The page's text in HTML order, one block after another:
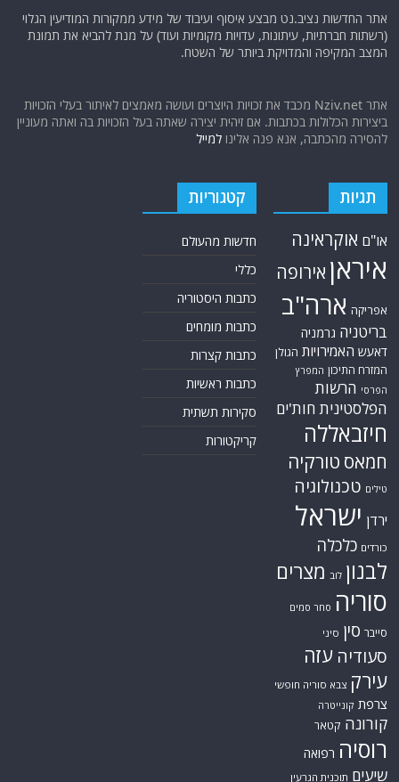
אתר החדשות נציב.נט מבצע איסוף ועיבוד של מידע ממקורות המודיעין הגלוי
(רשתות חברתיות, עיתונות, עדויות מקומיות ועוד) על מנת להביא את תמונת
המצב המקיפה והמדויקת ביותר של השטח.
אתר Nziv.net מכבד את זכויות היוצרים ועושה מאמצים לאיתור בעלי הזכויות
ביצירות הכלולות בכתבות. אם זיהית יצירה שאתה בעל הזכויות בה ואתה מעוניין
להסירה מהכתבה, אנא פנה אלינולמייל
תגיות
או"ם אוקראינה
איראן אירופה
אפריקה ארה"ב
בריטניה גרמניה
דאעש האמירויות הגולן
המזרח התיכון המפרץ
הפרסי הרשות
הפלסטינית חות'ים
חיזבאללה
חמאס טורקיה
טילים טכנולוגיה
ירדן ישראל
כורדים כלכלה
לבנון לוב מצרים
סוריה סחר סמים
סייבר סין סיני
סעודיה עזה
עירק צבא סוריה חופשי
צרפת קונייטרה
קורונה קטאר
רוסיה רפואה
שיעים תוכנית הגרעין
קטגוריות
חדשות מהעולם
כללי
כתבות היסטוריה
כתבות מומחים
כתבות קצרות
כתבות ראשיות
סקירות תשתית
קריקטורות